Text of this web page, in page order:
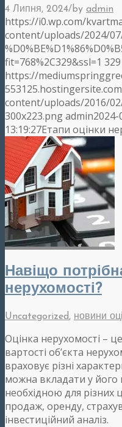
4 Липня, 2024/by admin
https://i0.wp.com/
content/uploads/2024/07/
fit=768%2C329&ssl=1 329
https://
content/uploads/2016/
300x223.pngadmin2024-
13:19:27Етапи оцінки
Навіщо
нерухомості?
Uncategorized, новини
Оцінка нерухомості –
вартості об’єкта
враховує різні
можна вкладати у його
необхідною для різних
продаж, оренду,
інвестиційний аналіз.